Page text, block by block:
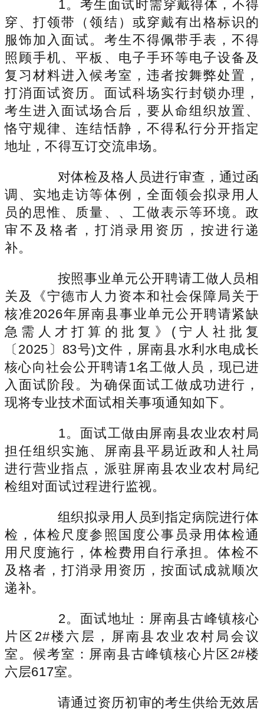
1。考生面试时需穿戴得体，不得
穿、打领带（领结）或穿戴有出格标识的
服饰加入面试。考生不得佩带手表，不得
照顾手机、平板、电子手环等电子设备及
复习材料进入候考室，违者按舞弊处置，
打消面试资历。面试科场实行封锁办理，
考生进入面试场合后，要从命组织放置、
恪守规律、连结恬静，不得私行分开指定
地址，不得互订交流串场。
对体检及格人员进行审查，通过函
调、实地走访等体例，全面领会拟录用人
员的思惟、质量、、工做表示等环境。政
审不及格者，打消录用资历，按进行递
补。
按照事业单元公开聘请工做人员相
关及《宁德市人力资本和社会保障局关于
核准2026年屏南县事业单元公开聘请紧缺
急需人才打算的批复》(宁人社批复
〔2025〕83号)文件，屏南县水利水电成长
核心向社会公开聘请1名工做人员，现已进
入面试阶段。为确保面试工做成功进行，
现将专业技术面试相关事项通知如下。
1。面试工做由屏南县农业农村局
担任组织实施、屏南县平易近政和人社局
进行营业指点，派驻屏南县农业农村局纪
检组对面试过程进行监视。
组织拟录用人员到指定病院进行体
检，体检尺度参照国度公事员录用体检通
用尺度施行，体检费用自行承担。体检不
及格者，打消录用资历，按面试成就顺次
递补。
2。面试地址：屏南县古峰镇核心
片区2#楼六层，屏南县农业农村局会议
室。候考室：屏南县古峰镇核心片区2#楼
六层617室。
请通过资历初审的考生供给无效居